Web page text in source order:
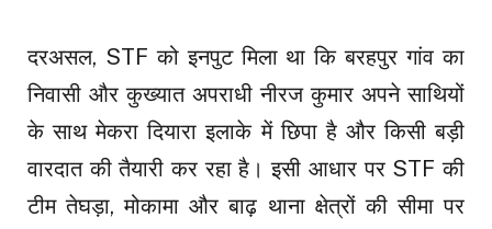
दरअसल, STF को इनपुट मिला था कि बरहपुर गांव का
निवासी और कुख्यात अपराधी नीरज कुमार अपने साथियों
के साथ मेकरा दियारा इलाके में छिपा है और किसी बड़ी
वारदात की तैयारी कर रहा है। इसी आधार पर STF की
टीम तेघड़ा, मोकामा और बाढ़ थाना क्षेत्रों की सीमा पर